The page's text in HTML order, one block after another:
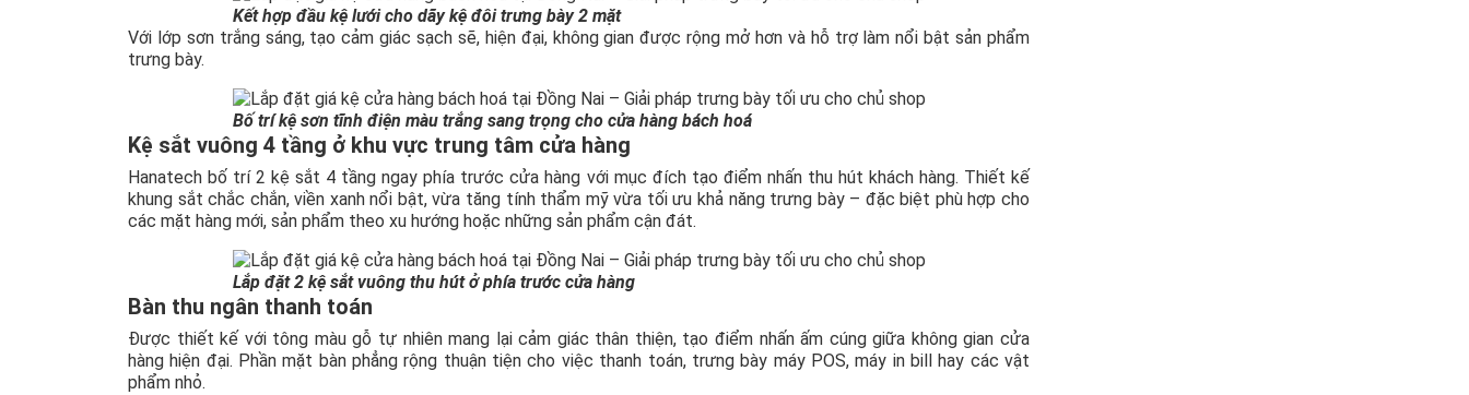
Kết hợp đầu kệ lưới cho dãy kệ đôi trưng bày 2 mặt
Với lớp sơn trắng sáng, tạo cảm giác sạch sẽ, hiện đại, không gian được rộng mở hơn và hỗ trợ làm nổi bật sản phẩm
trưng bày.
Bố trí kệ sơn tĩnh điện màu trắng sang trọng cho cửa hàng bách hoá
Kệ sắt vuông 4 tầng ở khu vực trung tâm cửa hàng
Hanatech bố trí 2 kệ sắt 4 tầng ngay phía trước cửa hàng với mục đích tạo điểm nhấn thu hút khách hàng. Thiết kế
khung sắt chắc chắn, viền xanh nổi bật, vừa tăng tính thẩm mỹ vừa tối ưu khả năng trưng bày – đặc biệt phù hợp cho
các mặt hàng mới, sản phẩm theo xu hướng hoặc những sản phẩm cận đát.
Lắp đặt 2 kệ sắt vuông thu hút ở phía trước cửa hàng
Bàn thu ngân thanh toán
Được thiết kế với tông màu gỗ tự nhiên mang lại cảm giác thân thiện, tạo điểm nhấn ấm cúng giữa không gian cửa
hàng hiện đại. Phần mặt bàn phẳng rộng thuận tiện cho việc thanh toán, trưng bày máy POS, máy in bill hay các vật
phẩm nhỏ.